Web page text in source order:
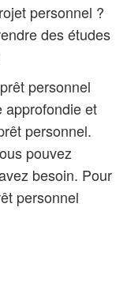
personnel ?
des études
personnel
approfondie et
personnel.
pouvez
besoin. Pour
personnel